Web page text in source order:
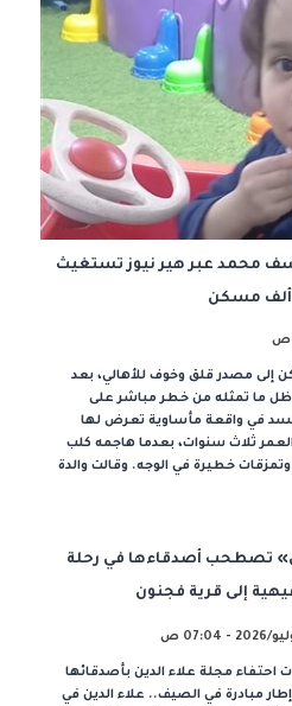
محمد عبر هير نيوز تستغيث
مسكن
مصدر قلق وخوف للأهالي، بعد
ظل ما تمثله من خطر مباشر على
في واقعة مأساوية تعرض لها
ثلاث سنوات، بعدما هاجمه كلب
خطيرة في الوجه. وقالت والدة
تصطحب أصدقاءها في رحلة
إلى قرية فجنون
احتفاء مجلة علاء الدين بأصدقائها
مبادرة في الصيف.. علاء الدين في